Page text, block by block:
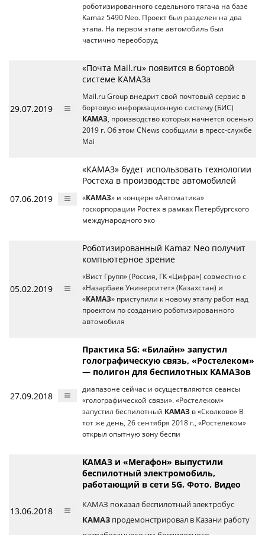
роботизированного седельного тягача на базе
Kamaz 5490 Neo. Проект был разделен на два
этапа. На первом этапе автомобиль был
частично переоборуд
29.07.2019
«Почта Mail.ru» появится в бортовой
системе КАМАЗа
Mail.ru Group внедрит свой почтовый сервис в
бортовую информационную систему (БИС)
КАМАЗ , производство которых начнется осенью
2019 г. Об этом CNews сообщили в пресс-службе
Mai
07.06.2019
«КАМАЗ» будет использовать технологии
Ростеха в производстве автомобилей
«КАМАЗ» и концерн «Автоматика»
госкорпорации Ростех в рамках Петербургского
международного эко
05.02.2019
Роботизированный Kamaz Neo получит
компьютерное зрение
«Вист Групп» (Россия, ГК «Цифра») совместно с
«Назарбаев Университет» (Казахстан) и
«КАМАЗ» приступили к новому этапу работ над
проектом по созданию роботизированного
автомобиля
27.09.2018
Практика 5G: «Билайн» запустил
голографическую связь, «Ростелеком»
— полигон для беспилотных КАМАЗов
диапазоне сейчас и осуществляются сеансы
«голографической связи». «Ростелеком»
запустил беспилотный КАМАЗ в «Сколково» В
тот же день, 26 сентября 2018 г., «Ростелеком»
открыл опытную зону беспи
13.06.2018
КАМАЗ и «Мегафон» выпустили
беспилотный электромобиль,
работающий в сети 5G. Фото. Видео
КАМАЗ показал беспилотный электробус
КАМАЗ продемонстрировал в Казани работу